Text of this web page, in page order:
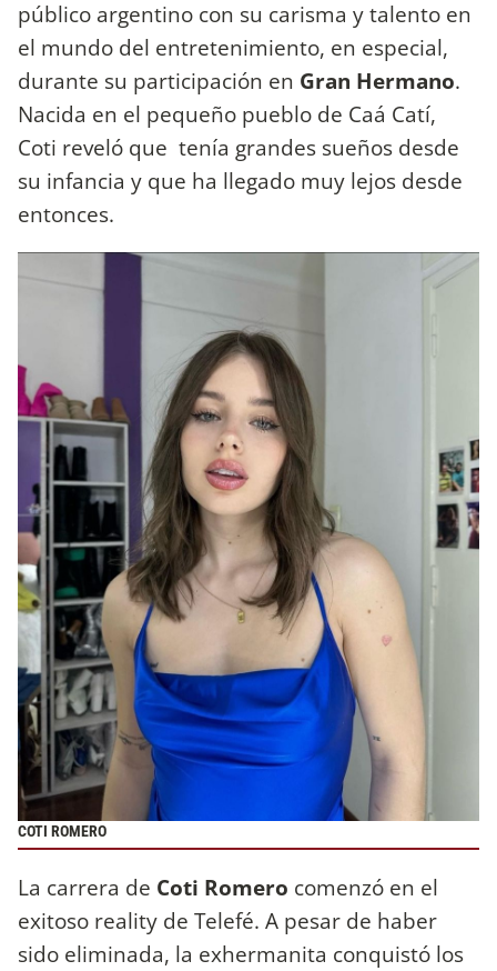
público argentino con su carisma y talento en
el mundo del entretenimiento, en especial,
durante su participación en Gran Hermano.
Nacida en el pequeño pueblo de Caá Catí,
Coti reveló que tenía grandes sueños desde
su infancia y que ha llegado muy lejos desde
entonces.
COTI ROMERO
La carrera de Coti Romero comenzó en el
exitoso reality de Telefé. A pesar de haber
sido eliminada, la exhermanita conquistó los